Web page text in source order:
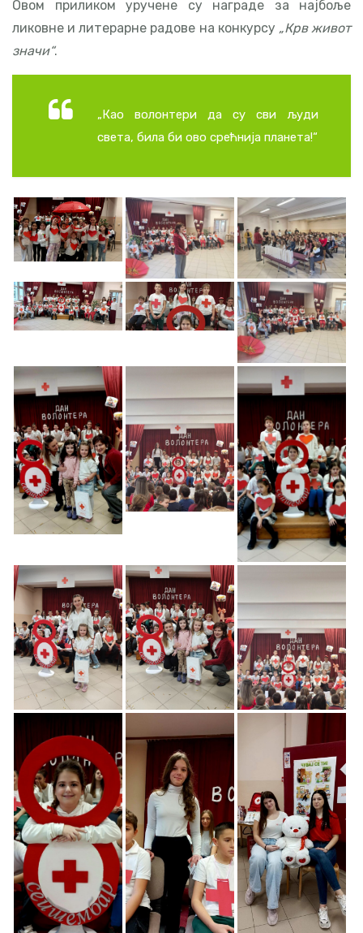
Овом приликом уручене су награде за најбоље
ликовне и литерарне радове на конкурсу „Крв живот
значи“.
„Као волонтери да су сви људи
света, била би ово срећнија планета!“